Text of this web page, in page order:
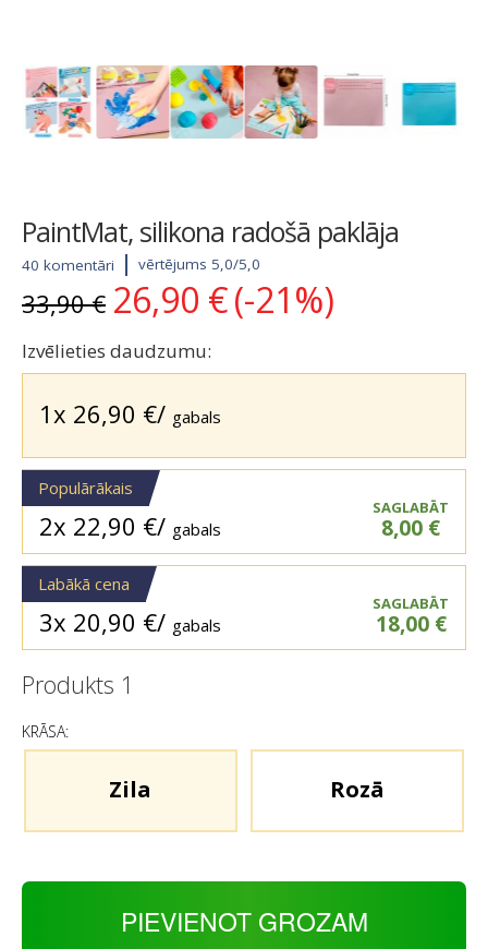
PaintMat, silikona radošā paklāja
40 komentāri vērtējums 5,0/5,0
33,90€ Original
price
was:
33,90 €.
26,90 € Current
price
26,90 €.
(-21%)
Izvēlieties daudzumu:
1x 26,90 €/ gabals
Populārākais
2x 22,90 €/ gabals
SAGLABĀT
8,00 €
Labākā cena
3x 20,90 €/ gabals
SAGLABĀT
18,00 €
Produkts 1
KRĀSA:
Zila Rozā
PIEVIENOT GROZAM